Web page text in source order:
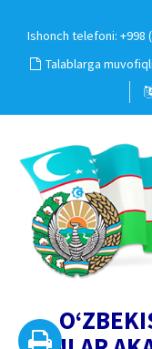
Ishonch telefoni: +998
Talablarga